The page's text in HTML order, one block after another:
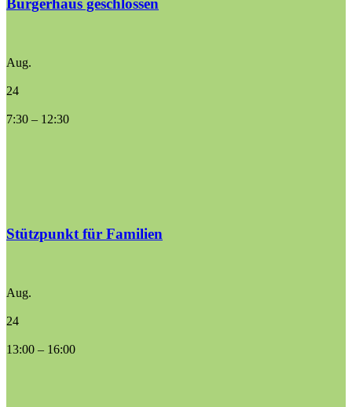
Bürgerhaus geschlossen
Aug.
24
7:30 – 12:30
Stützpunkt für Familien
Aug.
24
13:00 – 16:00